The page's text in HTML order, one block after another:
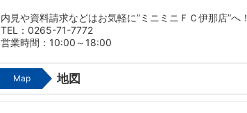
内見や資料請求などはお気軽に”ミニミニＦＣ伊那店”へ！
TEL：0265-71-7772
営業時間：10:00～18:00
Map 地図